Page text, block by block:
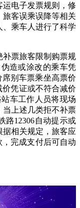
电子发票规则，修
客误乘误降等相关
乘车人进行了科学
票旅客限制购票规
造或涂改的乘车凭
席别车票乘坐高票价
价凭证或不符合减价
车工作人员将现场
当上述几类拒不补票
路12306自动提示或
据相关规定，旅客应
完成支付后可自动